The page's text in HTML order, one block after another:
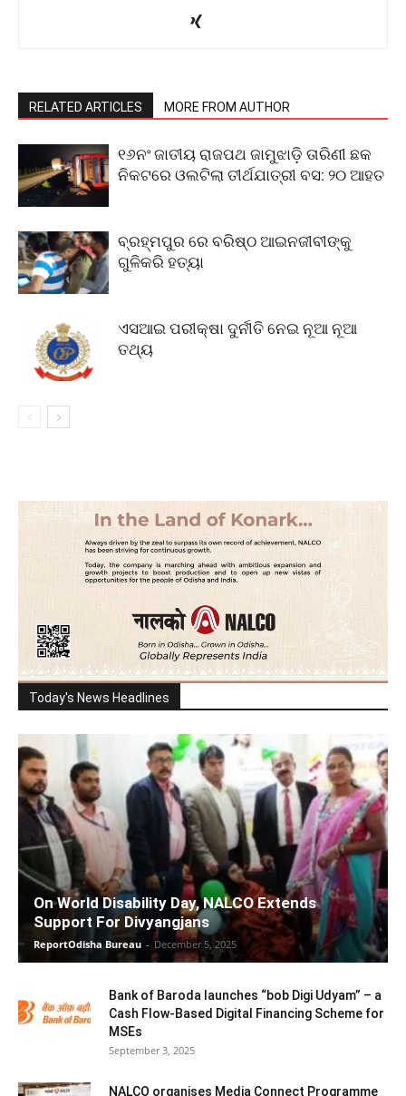
RELATED ARTICLES MORE FROM AUTHOR
୧୬ନଂ ଜାତୀୟ ରାଜପଥ ଜାମୁଝାଡ଼ି ତାରିଣୀ ଛକ
ନିକଟରେ ଓଲଟିଲା ତୀର୍ଥଯାତ୍ରୀ ବସ: ୨୦ ଆହତ
ବ୍ରହ୍ମପୁର ରେ ବରିଷ୍ଠ ଆଇନଜୀବୀଙ୍କୁ
ଗୁଳିକରି ହତ୍ୟା
ଏସଆଇ ପରୀକ୍ଷା ଦୁର୍ନୀତି ନେଇ ନୂଆ ନୂଆ
ତଥ୍ୟ
Today's News Headlines
On World Disability Day, NALCO Extends
Support For Divyangjans
ReportOdisha Bureau - December 5, 2025
Bank of Baroda launches “bob Digi Udyam” – a
Cash Flow-Based Digital Financing Scheme for
MSEs
September 3, 2025
NALCO organises Media Connect Programme